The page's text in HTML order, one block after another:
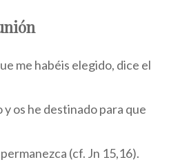
me habéis elegido, dice el
os he destinado para que
(cf. Jn 15,16).